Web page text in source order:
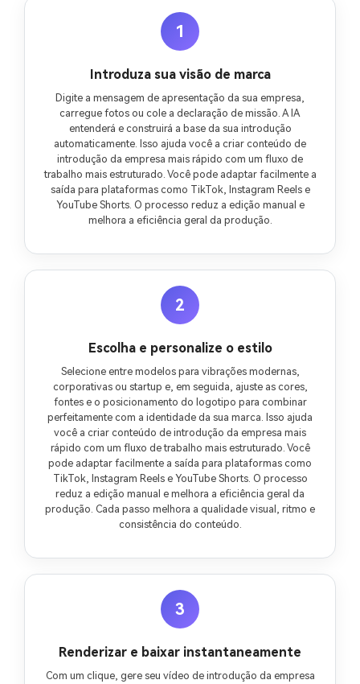
1
Introduza sua visão de marca
Digite a mensagem de apresentação da sua empresa,
carregue fotos ou cole a declaração de missão. A IA
entenderá e construirá a base da sua introdução
automaticamente. Isso ajuda você a criar conteúdo de
introdução da empresa mais rápido com um fluxo de
trabalho mais estruturado. Você pode adaptar facilmente a
saída para plataformas como TikTok, Instagram Reels e
YouTube Shorts. O processo reduz a edição manual e
melhora a eficiência geral da produção.
2
Escolha e personalize o estilo
Selecione entre modelos para vibrações modernas,
corporativas ou startup e, em seguida, ajuste as cores,
fontes e o posicionamento do logotipo para combinar
perfeitamente com a identidade da sua marca. Isso ajuda
você a criar conteúdo de introdução da empresa mais
rápido com um fluxo de trabalho mais estruturado. Você
pode adaptar facilmente a saída para plataformas como
TikTok, Instagram Reels e YouTube Shorts. O processo
reduz a edição manual e melhora a eficiência geral da
produção. Cada passo melhora a qualidade visual, ritmo e
consistência do conteúdo.
3
Renderizar e baixar instantaneamente
Com um clique, gere seu vídeo de introdução da empresa